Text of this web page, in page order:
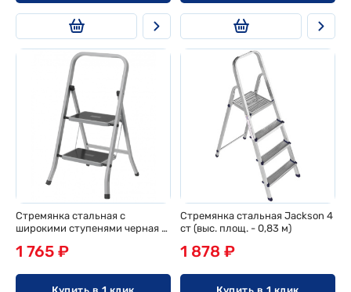
Стремянка стальная с
широкими ступенями черная 2
1 765 ₽
Стремянка стальная Jackson 4
ст (выс. площ. - 0,83 м)
1 878 ₽